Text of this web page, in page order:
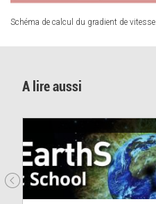
Schéma de calcul du gradient de vitesse.
A lire aussi